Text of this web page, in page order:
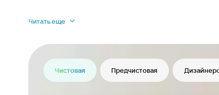
Читать еще
Чистовая Предчистовая